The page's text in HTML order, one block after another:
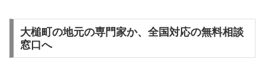
大槌町の地元の専門家か、全国対応の無料相談
窓口へ